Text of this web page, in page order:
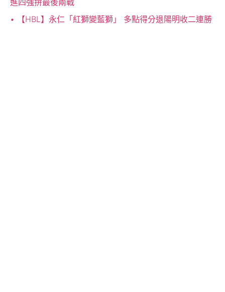
進四強拚最後兩戰
【HBL】永仁「紅獅變藍獅」 多點得分退陽明收二連勝